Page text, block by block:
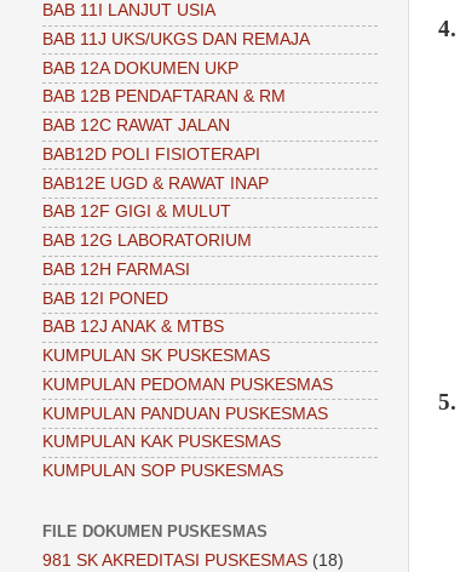
4.
5.
BAB 11I LANJUT USIA
BAB 11J UKS/UKGS DAN REMAJA
BAB 12A DOKUMEN UKP
BAB 12B PENDAFTARAN & RM
BAB 12C RAWAT JALAN
BAB12D POLI FISIOTERAPI
BAB12E UGD & RAWAT INAP
BAB 12F GIGI & MULUT
BAB 12G LABORATORIUM
BAB 12H FARMASI
BAB 12I PONED
BAB 12J ANAK & MTBS
KUMPULAN SK PUSKESMAS
KUMPULAN PEDOMAN PUSKESMAS
KUMPULAN PANDUAN PUSKESMAS
KUMPULAN KAK PUSKESMAS
KUMPULAN SOP PUSKESMAS
FILE DOKUMEN PUSKESMAS
981 SK AKREDITASI PUSKESMAS (18)